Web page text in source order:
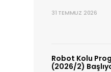
31 TEMMUZ 2026
Robot Kolu
(2026/2)